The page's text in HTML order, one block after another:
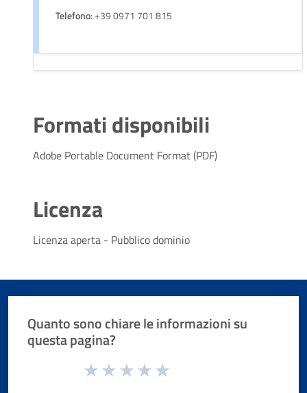
Telefono: +39 0971 701 815
Formati disponibili
Adobe Portable Document Format (PDF)
Licenza
Licenza aperta - Pubblico dominio
Quanto sono chiare le informazioni su
questa pagina?
Valuta da 1 a 5 stelle la pagina